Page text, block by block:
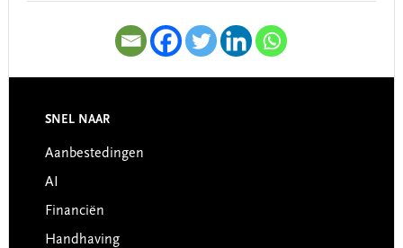
Footer
SNEL NAAR
Aanbestedingen
AI
Financiën
Handhaving